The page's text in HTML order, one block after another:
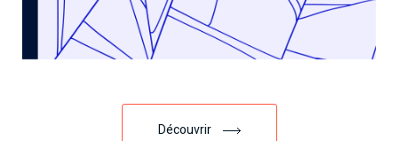
Découvrir